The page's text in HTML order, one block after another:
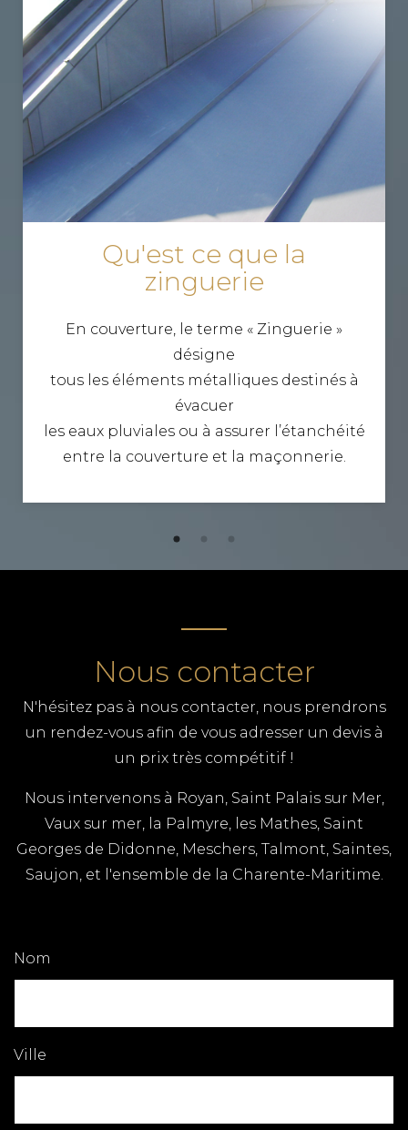
Qu'est ce que la
zinguerie
En couverture, le terme « Zinguerie »
désigne
tous les éléments métalliques destinés à
évacuer
les eaux pluviales ou à assurer l’étanchéité
entre la couverture et la maçonnerie.
Nous contacter
N'hésitez pas à nous contacter, nous prendrons
un rendez-vous afin de vous adresser un devis à
un prix très compétitif !
Nous intervenons à Royan, Saint Palais sur Mer,
Vaux sur mer, la Palmyre, les Mathes, Saint
Georges de Didonne, Meschers, Talmont, Saintes,
Saujon, et l'ensemble de la Charente-Maritime.
Nom
Ville